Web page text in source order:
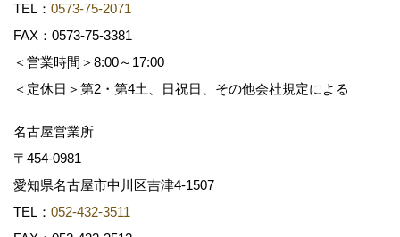
TEL： 0573-75-2071
FAX：0573-75-3381
＜営業時間＞8:00～17:00
＜定休日＞第2・第4土、日祝日、その他会社規定による
名古屋営業所
〒454-0981
愛知県名古屋市中川区吉津4-1507
TEL： 052-432-3511